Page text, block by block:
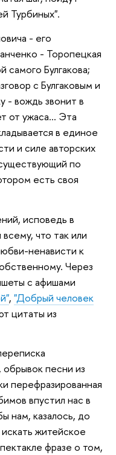
Турбиных".
- его
- Торопецкая
Булгакова;
с Булгаковым и
- вождь звонит в
от ужаса... Эта
в единое
и силе авторских
по
есть своя
исповедь в
что так или
ненависти к
Через
с афишами
, "Добрый человек
цитаты из
песни из
перефразированная
впустил нас в
нам, казалось, до
житейское
фразе о том,